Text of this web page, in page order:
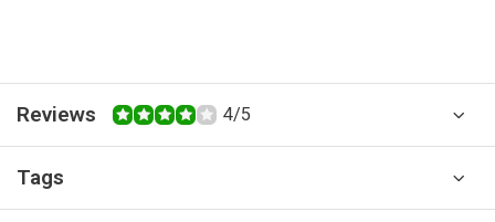
Reviews 4/5
Tags